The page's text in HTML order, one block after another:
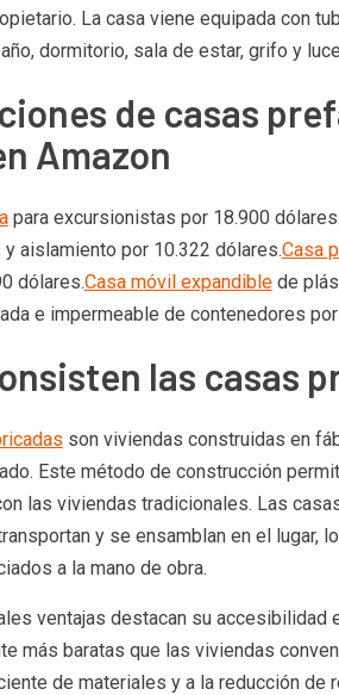
La casa viene equipada con
dormitorio, sala de estar, grifo y
de casas
Amazon
para excursionistas por 18.900 dólares.
aislamiento por 10.322 dólares.Casa
dólares.Casa móvil expandiblede
e impermeable de contenedores
las casas
son viviendas construidas en
Este método de construcción
las viviendas tradicionales. Las
y se ensamblan en el lugar,
a la mano de obra.
ventajas destacan su accesibilidad
más baratas que las viviendas
de materiales y a la reducción de